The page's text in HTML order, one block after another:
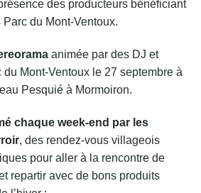
des producteurs bénéficiant
du Mont-Ventoux.
animée par des DJ et
Mont-Ventoux le 27 septembre à
Pesquié à Mormoiron.
chaque week-end par les
, des rendez-vous villageois
pour aller à la rencontre de
repartir avec de bons produits